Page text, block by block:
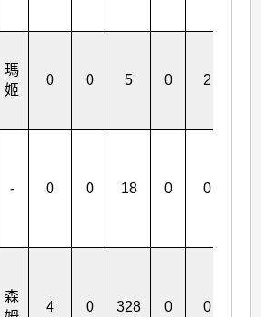
瑪
姬
0 0 5 0 2
- 0 0 18 0 0
森
4 0 328 0 0